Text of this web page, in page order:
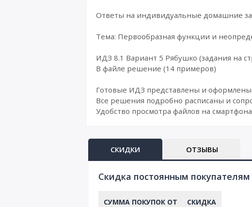
Ответы на индивидуальные домашние
Тема: Первообразная функции и
ИДЗ 8.1 Вариант 5 Рябушко (задания на
В файле решение (14 примеров)
Готовые ИДЗ представлены и оформлены
Все решения подробно расписаны и
Удобство просмотра файлов на
СКИДКИ ОТЗЫВЫ
Cкидка постоянным покупателям
СУММА ПОКУПОК ОТ СКИДКА